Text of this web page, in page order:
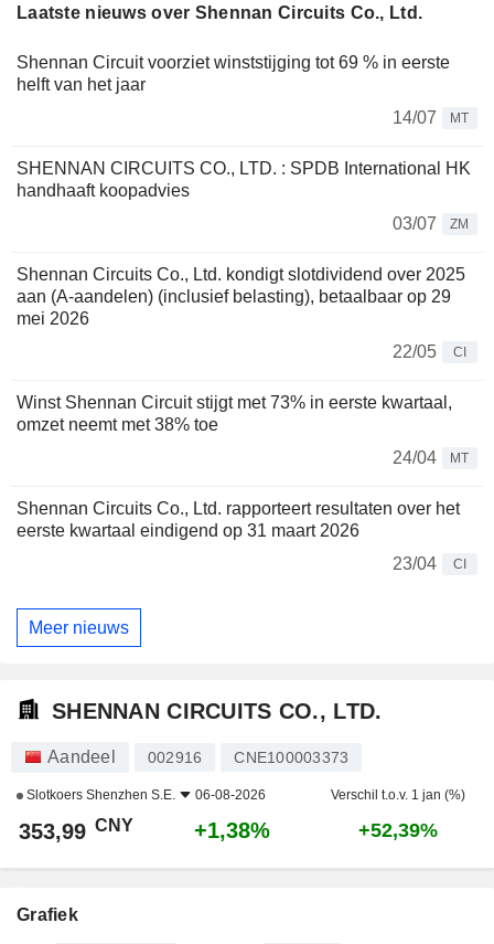
Laatste nieuws over Shennan Circuits Co., Ltd.
Shennan Circuit voorziet winststijging tot 69 % in eerste
helft van het jaar
14/07
MT
SHENNAN CIRCUITS CO., LTD. : SPDB International HK
handhaaft koopadvies
03/07
ZM
Shennan Circuits Co., Ltd. kondigt slotdividend over 2025
aan (A-aandelen) (inclusief belasting), betaalbaar op 29
mei 2026
22/05
CI
Winst Shennan Circuit stijgt met 73% in eerste kwartaal,
omzet neemt met 38% toe
24/04
MT
Shennan Circuits Co., Ltd. rapporteert resultaten over het
eerste kwartaal eindigend op 31 maart 2026
23/04
CI
Meer nieuws
SHENNAN CIRCUITS CO., LTD.
Aandeel 002916 CNE100003373
Slotkoers Shenzhen S.E. 06-08-2026 Verschil t.o.v. 1 jan (%)
353,99 CNY +1,38% +52,39%
Grafiek